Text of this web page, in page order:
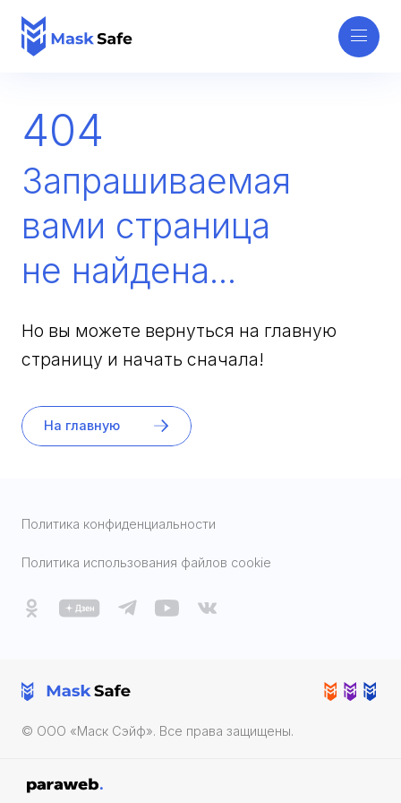
404
Запрашиваемая
вами страница
не найдена...
Но вы можете вернуться на главную
страницу и начать сначала!
На главную
Политика конфиденциальности
Политика использования файлов cookie
© ООО «Маск Cэйф». Все права защищены.